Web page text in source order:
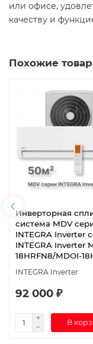
или офисе,
качеству и
Похожие
Инверторная
система MDV
INTEGRA Inverter
INTEGRA Inverter
18HRFN8/MDOI-
INTEGRA Inverter
92 000 ₽
В